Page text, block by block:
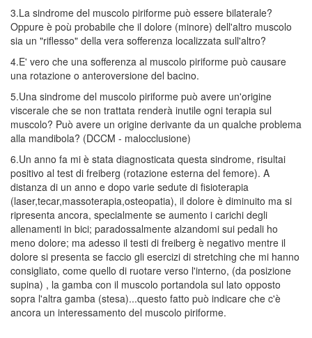
3.La sindrome del muscolo piriforme può essere bilaterale?
Oppure è poù probabile che il dolore (minore) dell'altro muscolo
sia un "riflesso" della vera sofferenza localizzata sull'altro?
4.E' vero che una sofferenza al muscolo piriforme può causare
una rotazione o anteroversione del bacino.
5.Una sindrome del muscolo piriforme può avere un'origine
viscerale che se non trattata renderà inutile ogni terapia sul
muscolo? Può avere un origine derivante da un qualche problema
alla mandibola? (DCCM - malocclusione)
6.Un anno fa mi è stata diagnosticata questa sindrome, risultai
positivo al test di freiberg (rotazione esterna del femore). A
distanza di un anno e dopo varie sedute di fisioterapia
(laser,tecar,massoterapia,osteopatia), il dolore è diminuito ma si
ripresenta ancora, specialmente se aumento i carichi degli
allenamenti in bici; paradossalmente alzandomi sui pedali ho
meno dolore; ma adesso il testi di freiberg è negativo mentre il
dolore si presenta se faccio gli esercizi di stretching che mi hanno
consigliato, come quello di ruotare verso l'interno, (da posizione
supina) , la gamba con il muscolo portandola sul lato opposto
sopra l'altra gamba (stesa)...questo fatto può indicare che c'è
ancora un interessamento del muscolo piriforme.